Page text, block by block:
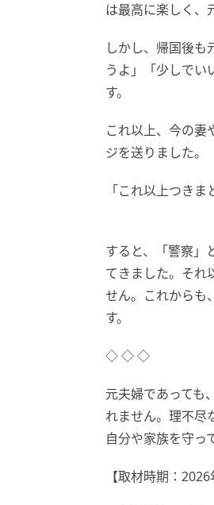
は最高に楽しく、
しかし、帰国後も
うよ」「少しでい
す。
これ以上、今の妻
ジを送りました。
「これ以上つき
すると、「警察」
てきました。それ
せん。これからも
す。
◇ ◇ ◇
元夫婦であっても
れません。理不尽
自分や家族を守っ
【取材時期：2026